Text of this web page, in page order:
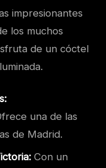
impresionantes
los muchos
de un cóctel
una de las
de Madrid.
Con un